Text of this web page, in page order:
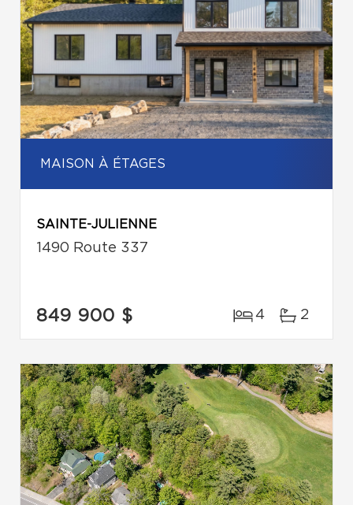
MAISON À ÉTAGES
SAINTE-JULIENNE
1490 Route 337
849 900 $ 4 2